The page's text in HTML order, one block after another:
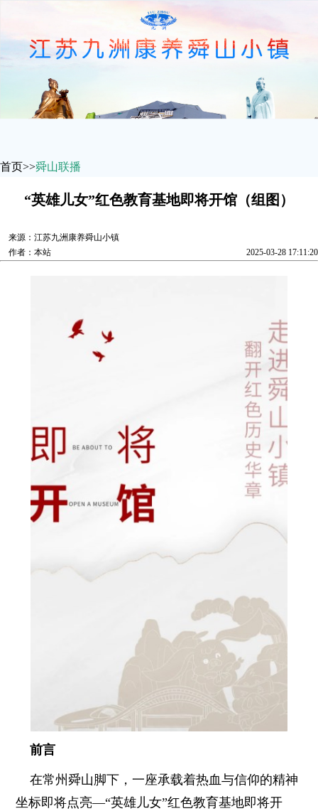
首页>>舜山联播
“英雄儿女”红色教育基地即将开馆（组图）
来源： 江苏九洲康养舜山小镇
作者： 本站 2025-03-28 17:11:20
前言
在常州舜山脚下，一座承载着热血与信仰的精神
坐标即将点亮—“英雄儿女”红色教育基地即将开